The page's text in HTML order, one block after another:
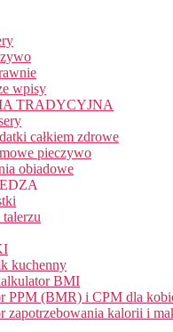
wpisy
TRADYCYJNA
całkiem zdrowe
pieczywo
obiadowe
kuchenny
BMI
PPM (BMR) i CPM dla
zapotrzebowania kalorii i